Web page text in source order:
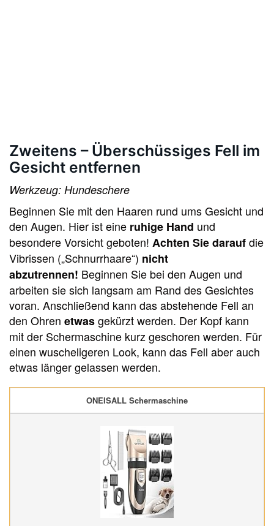
Zweitens – Überschüssiges Fell im
Gesicht entfernen
Werkzeug: Hundeschere
Beginnen Sie mit den Haaren rund ums Gesicht und
den Augen. Hier ist eine ruhige Hand und
besondere Vorsicht geboten! Achten Sie daraufdie
Vibrissen („Schnurrhaare“) nicht
abzutrennen! Beginnen Sie bei den Augen und
arbeiten sie sich langsam am Rand des Gesichtes
voran. Anschließend kann das abstehende Fell an
den Ohren etwasgekürzt werden. Der Kopf kann
mit der Schermaschine kurz geschoren werden. Für
einen wuscheligeren Look, kann das Fell aber auch
etwas länger gelassen werden.
ONEISALL Schermaschine